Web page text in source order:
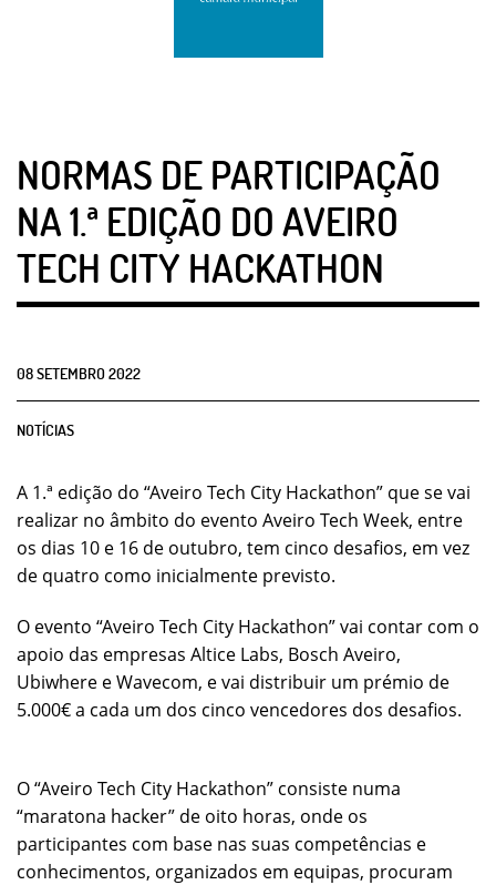
NORMAS DE PARTICIPAÇÃO
NA 1.ª EDIÇÃO DO AVEIRO
TECH CITY HACKATHON
08SETEMBRO2022
NOTÍCIAS
A 1.ª edição do “Aveiro Tech City Hackathon” que se vai
realizar no âmbito do evento Aveiro Tech Week, entre
os dias 10 e 16 de outubro, tem cinco desafios, em vez
de quatro como inicialmente previsto.
O evento “Aveiro Tech City Hackathon” vai contar com o
apoio das empresas Altice Labs, Bosch Aveiro,
Ubiwhere e Wavecom, e vai distribuir um prémio de
5.000€ a cada um dos cinco vencedores dos desafios.
O “Aveiro Tech City Hackathon” consiste numa
“maratona hacker” de oito horas, onde os
participantes com base nas suas competências e
conhecimentos, organizados em equipas, procuram